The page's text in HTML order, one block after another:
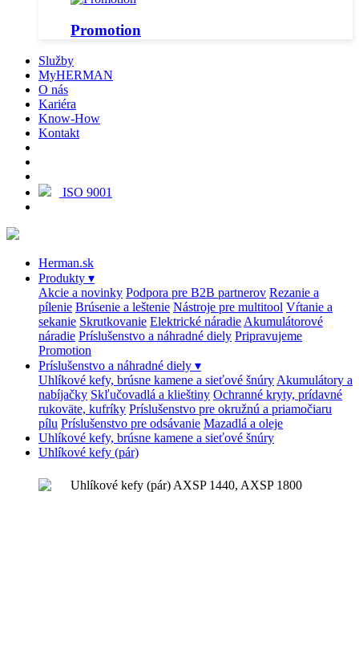
Promotion
Služby
MyHERMAN
O nás
Kariéra
Know-How
Kontakt
ISO 9001
Herman.sk
Produkty ▾
Akcie a novinky Podpora pre B2B partnerov Rezanie a
pílenie Brúsenie a leštenie Nástroje pre multitool Vŕtanie a
sekanie Skrutkovanie Elektrické náradie Akumulátorové
náradie Príslušenstvo a náhradné diely Pripravujeme
Promotion
Príslušenstvo a náhradné diely ▾
Uhlíkové kefy, brúsne kamene a sieťové šnúry Akumulátory a
nabíjačky Skľučovadlá a klieštiny Ochranné kryty, prídavné
rukoväte, kufríky Príslušenstvo pre okružnú a priamočiaru
pílu Príslušenstvo pre odsávanie Mazadlá a oleje
Uhlíkové kefy, brúsne kamene a sieťové šnúry
Uhlíkové kefy (pár)